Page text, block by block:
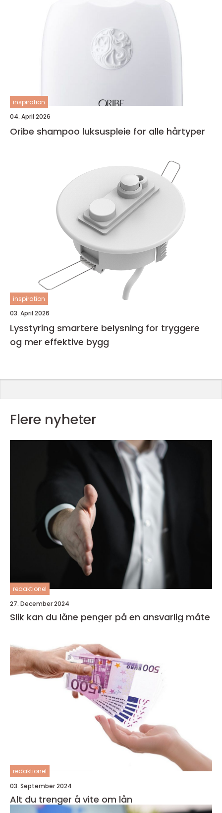
inspiration
04. April 2026
Oribe shampoo luksuspleie for alle hårtyper
inspiration
03. April 2026
Lysstyring smartere belysning for tryggere
og mer effektive bygg
Flere nyheter
redaktionel
27. December 2024
Slik kan du låne penger på en ansvarlig måte
redaktionel
03. September 2024
Alt du trenger å vite om lån